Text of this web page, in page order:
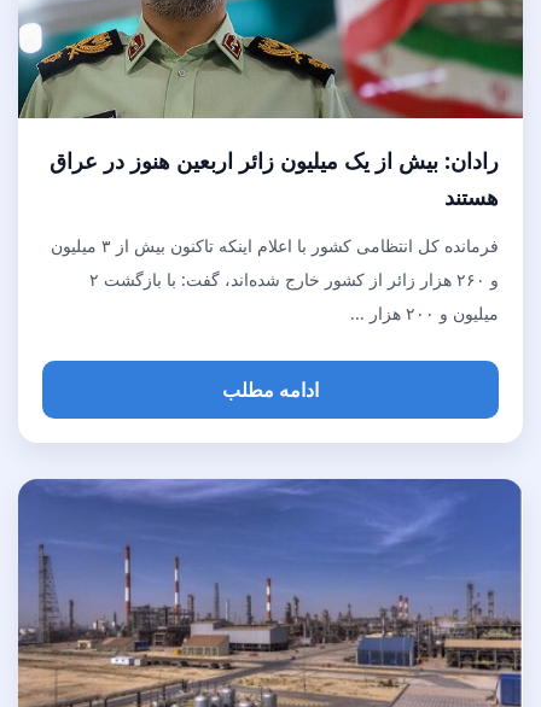
رادان: بیش از یک میلیون زائر اربعین هنوز در عراق
هستند
فرمانده کل انتظامی کشور با اعلام اینکه تاکنون بیش از ۳ میلیون
و ۲۶۰ هزار زائر از کشور خارج شده‌اند، گفت: با بازگشت ۲
میلیون و ۲۰۰ هزار ...
ادامه مطلب